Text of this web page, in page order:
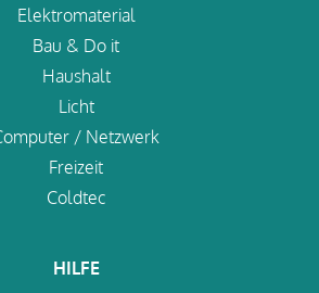
Elektromaterial
Bau & Do it
Haushalt
Licht
/ Netzwerk
Freizeit
Coldtec
HILFE